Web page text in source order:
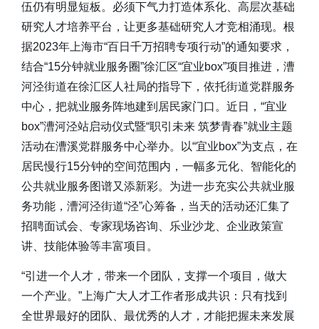
伍仍有明显短板。必须下气力打造体系化、高层次基础
研究人才培养平台，让更多基础研究人才竞相涌现。根
据2023年上海市“百日千万招聘专项行动”的通知要求，
结合“15分钟就业服务圈”徐汇区“宜业box”项目推进，漕
河泾街道在徐汇区人社局的指导下，依托街道党群服务
中心，把就业服务阵地建到居民家门口。近日，“宜业
box”漕河泾站启动仪式暨“职引未来 筑梦青春”就业主题
活动在漕溪党群服务中心举办。以“宜业box”为支点，在
居民慢行15分钟的空间范围内，一幅多元化、智能化的
公共就业服务图谱又添新彩。为进一步充实公共就业服
务功能，漕河泾街道“泾”心筹备，当天的活动还汇集了
招聘面试会、专家现场咨询、乐业沙龙、企业政策宣
讲、技能体验等丰富项目。
“引进一个人才，带来一个团队，支撑一个项目，做大
一个产业。”上海广大人才工作者形成共识：只有找到
全世界最好的团队、最优秀的人才，才能把握未来发展